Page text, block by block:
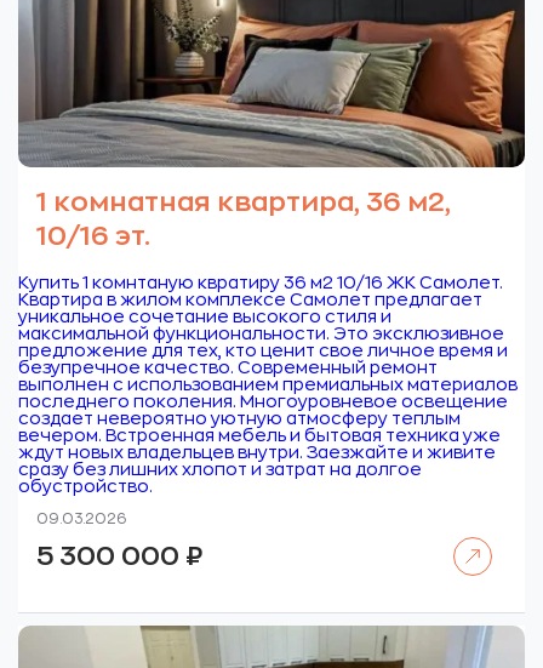
1 комнатная квартира, 36 м2,
10/16 эт.
Купить 1 комнтаную квратиру 36 м2 10/16 ЖК Самолет.
Квартира в жилом комплексе Самолет предлагает
уникальное сочетание высокого стиля и
максимальной функциональности. Это эксклюзивное
предложение для тех, кто ценит свое личное время и
безупречное качество. Современный ремонт
выполнен с использованием премиальных материалов
последнего поколения. Многоуровневое освещение
создает невероятно уютную атмосферу теплым
вечером. Встроенная мебель и бытовая техника уже
ждут новых владельцев внутри. Заезжайте и живите
сразу без лишних хлопот и затрат на долгое
обустройство.
09.03.2026
5 300 000 ₽